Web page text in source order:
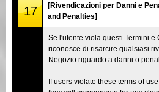
17
[Rivendicazioni per Danni e
and Penalties]
Se l'utente viola questi Termini e
riconosce di risarcire qualsiasi
Negozio riguardo a danni o
If users violate these terms of